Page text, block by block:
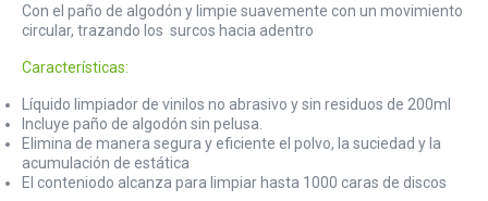
Con el paño de algodón y limpie suavemente con un movimiento
circular, trazando los surcos hacia adentro
Características:
Líquido limpiador de vinilos no abrasivo y sin residuos de 200ml
Incluye paño de algodón sin pelusa.
Elimina de manera segura y eficiente el polvo, la suciedad y la
acumulación de estática
El conteniodo alcanza para limpiar hasta 1000 caras de discos